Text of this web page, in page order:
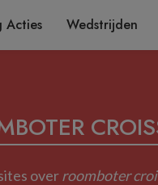
Acties Wedstrijden
overroomboter